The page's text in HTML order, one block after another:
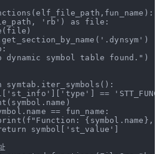
(elf_file_path,fun_name ):
'rb' ) as file:
'.dynsym' )
dynamic symbol table found." )
symtab.iter_symbols():
'st_info' ][ 'type' ] ==
== fun_name:
( f"Function: {symbol.name},
symbol[ 'st_value' ]